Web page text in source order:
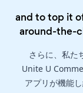
and to top it
around-the-
さらに、私た
Unite U
アプリが機能